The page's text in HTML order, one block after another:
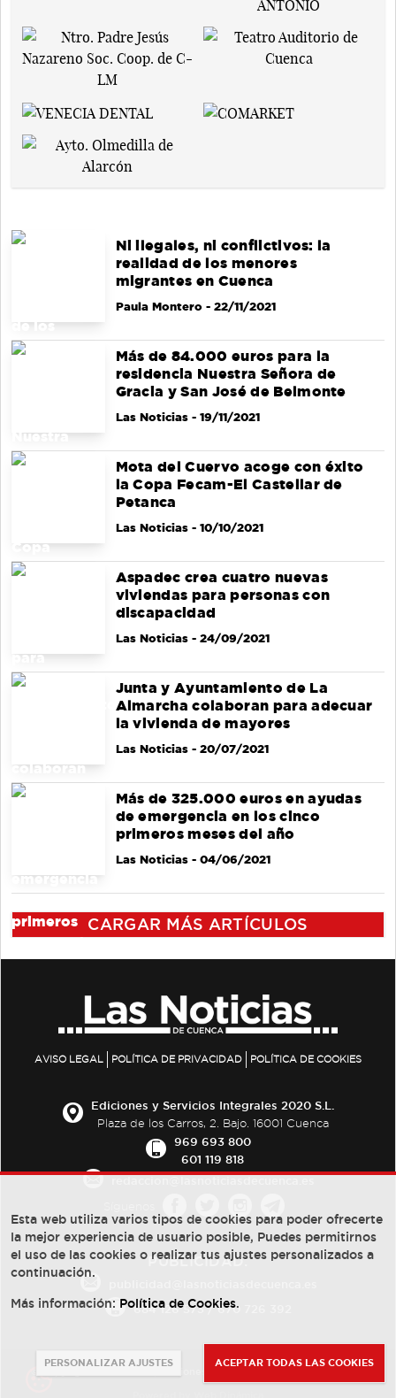
Ni ilegales, ni conflictivos: la
realidad de los menores
migrantes en Cuenca
Paula Montero- 22/11/2021
Más de 84.000 euros para la
residencia Nuestra Señora de
Gracia y San José de Belmonte
Las Noticias- 19/11/2021
Mota del Cuervo acoge con éxito
la Copa Fecam-El Castellar de
Petanca
Las Noticias- 10/10/2021
Aspadec crea cuatro nuevas
viviendas para personas con
discapacidad
Las Noticias- 24/09/2021
Junta y Ayuntamiento de La
Almarcha colaboran para adecuar
la vivienda de mayores
Las Noticias- 20/07/2021
Más de 325.000 euros en ayudas
de emergencia en los cinco
primeros meses del año
Las Noticias- 04/06/2021
CARGAR MÁS ARTÍCULOS
AVISO LEGAL POLÍTICA DE PRIVACIDAD POLÍTICA DE COOKIES
Ediciones y Servicios Integrales 2020 S.L.
Plaza de los Carros, 2. Bajo. 16001 Cuenca
969 693 800
601 119 818
PUBLICIDAD:
684 126 573/670 726 392
Esta web utiliza varios tipos de cookies para poder ofrecerte
la mejor experiencia de usuario posible, Puedes permitirnos
el uso de las cookies o realizar tus ajustes personalizados a
continuación.
Más información: Política de Cookies.
PERSONALIZAR AJUSTES ACEPTAR TODAS LAS COOKIES